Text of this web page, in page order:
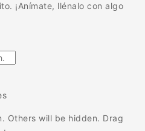
¡Anímate, llénalo con algo
Others will be hidden. Drag